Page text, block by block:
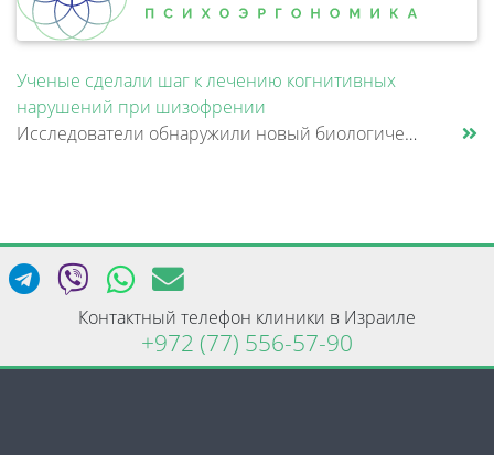
Ученые сделали шаг к лечению когнитивных
нарушений при шизофрении
Исследователи обнаружили новый биологический механизм, который может быть связан с нарушением памяти и внимания при шизо......
Контактный телефон клиники в Израиле
+972 (77) 556-57-90